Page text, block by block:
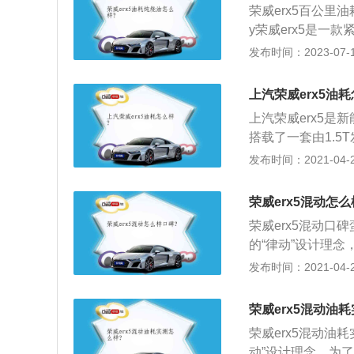
荣威erx5百公里油
y荣威erx5是一款
162马力和250牛
术，并且使用了
高，重量轻，这
发布时间：2023-07-
上汽荣威erx5油
上汽荣威erx5是
搭载了一套由
机的最大功率为
模式下的续航里
发布时间：2021-04-
荣威erx5混动怎
荣威erx5混动口
的“律动”设计理
5，下方保险杠造
饰方面与荣威
显示屏偏向驾驶
发布时间：2021-04-
荣威erx5混动油
荣威erx5混动油耗